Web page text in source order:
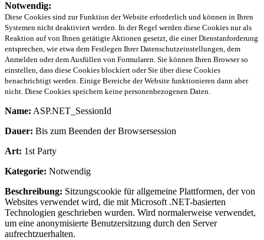
Notwendig:
Diese Cookies sind zur Funktion der Website erforderlich und können in Ihren
Systemen nicht deaktiviert werden. In der Regel werden diese Cookies nur als
Reaktion auf von Ihnen getätigte Aktionen gesetzt, die einer Dienstanforderung
entsprechen, wie etwa dem Festlegen Ihrer Datenschutzeinstellungen, dem
Anmelden oder dem Ausfüllen von Formularen. Sie können Ihren Browser so
einstellen, dass diese Cookies blockiert oder Sie über diese Cookies
benachrichtigt werden. Einige Bereiche der Website funktionieren dann aber
nicht. Diese Cookies speichern keine personenbezogenen Daten.
Name: ASP.NET_SessionId
Dauer: Bis zum Beenden der Browsersession
Art: 1st Party
Kategorie: Notwendig
Beschreibung: Sitzungscookie für allgemeine Plattformen, der von
Websites verwendet wird, die mit Microsoft .NET-basierten
Technologien geschrieben wurden. Wird normalerweise verwendet,
um eine anonymisierte Benutzersitzung durch den Server
aufrechtzuerhalten.